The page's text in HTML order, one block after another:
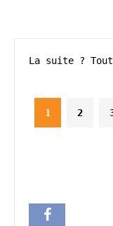
La suite ?
1 2